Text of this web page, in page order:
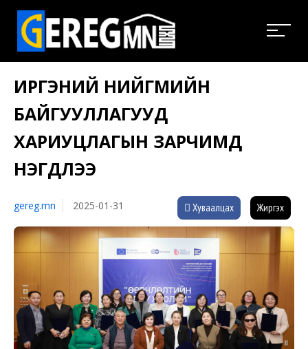
ИРГЭНИЙ НИЙГМИЙН
БАЙГУУЛЛАГУУД
ХАРИУЦЛАГЫН ЗАРЧИМД
НЭГДЛЭЭ
gereg.mn 2025-01-31 Хуваалцах Жиргэх